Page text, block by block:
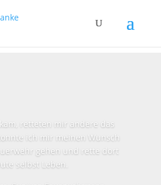
retteten mir andere das
ich mir meinen Wunsch
gehen und rette dort
selbst Leben.